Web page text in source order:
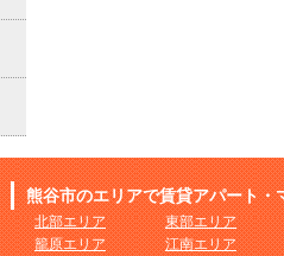
熊谷市のエリアで賃貸アパート・
北部エリア
籠原エリア
東部エリア
江南エリア